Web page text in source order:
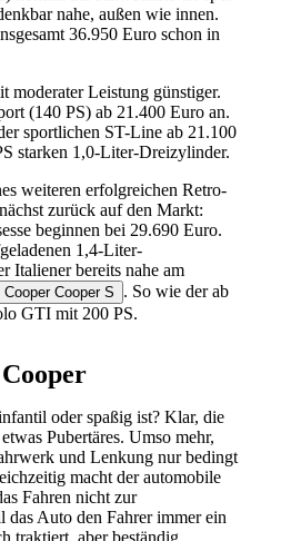
nahe, außen wie innen.
36.950 Euro schon in
moderater Leistung günstiger.
(140 PS) ab 21.400 Euro an.
sportlichen ST-Line ab 21.100
starken 1,0-Liter-Dreizylinder.
weiteren erfolgreichen Retro-
zurück auf den Markt:
beginnen bei 29.690 Euro.
1,4-Liter-
Italiener bereits nahe am
Cooper Cooper S
. So wie der ab
GTI mit 200 PS.
oder spaßig ist? Klar, die
Pubertäres. Umso mehr,
und Lenkung nur bedingt
macht der automobile
Fahren nicht zur
Auto den Fahrer immer ein
traktiert, aber beständig